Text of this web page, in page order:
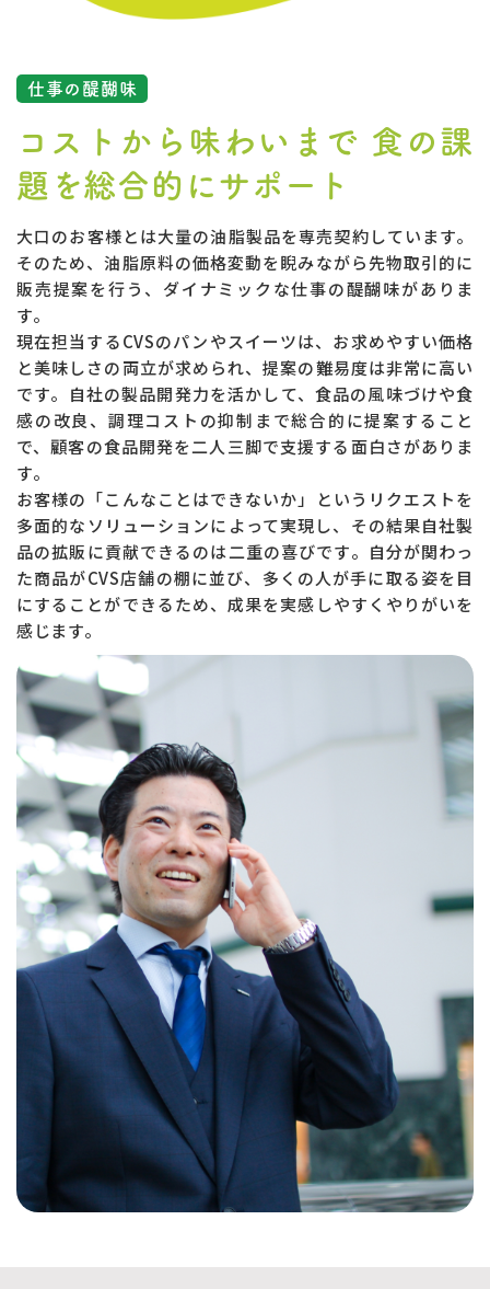
仕事の醍醐味
コストから味わいまで 食の課
題を総合的にサポート
大口のお客様とは大量の油脂製品を専売契約しています。
そのため、油脂原料の価格変動を睨みながら先物取引的に
販売提案を行う、ダイナミックな仕事の醍醐味がありま
す。
現在担当するCVSのパンやスイーツは、お求めやすい価格
と美味しさの両立が求められ、提案の難易度は非常に高い
です。自社の製品開発力を活かして、食品の風味づけや食
感の改良、調理コストの抑制まで総合的に提案すること
で、顧客の食品開発を二人三脚で支援する面白さがありま
す。
お客様の「こんなことはできないか」というリクエストを
多面的なソリューションによって実現し、その結果自社製
品の拡販に貢献できるのは二重の喜びです。自分が関わっ
た商品がCVS店舗の棚に並び、多くの人が手に取る姿を目
にすることができるため、成果を実感しやすくやりがいを
感じます。